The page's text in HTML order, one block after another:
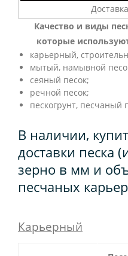
Качество и виды
которые
карьерный,
мытый, намывной
сеяный песок;
речной песок;
пескогрунт, песчаный
В наличии,
доставки песка
зерно в мм и
песчаных
Карьерный